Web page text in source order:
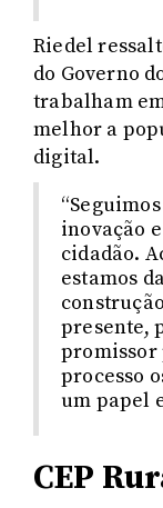
Riedel
do Governo
trabalham
melhor a
digital.
inovação
cidadão.
estamos
presente,
promissor
processo
um papel
CEP